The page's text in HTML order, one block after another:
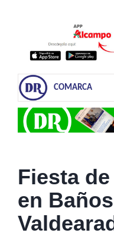
COMARCA
Fiesta
en